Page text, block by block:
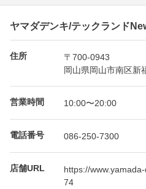
ヤマダデンキ/テックランド
住所
〒700-0943
岡山県岡山市南区新
営業時間 10:00〜20:00
電話番号 086-250-7300
店舗URL
https://
74